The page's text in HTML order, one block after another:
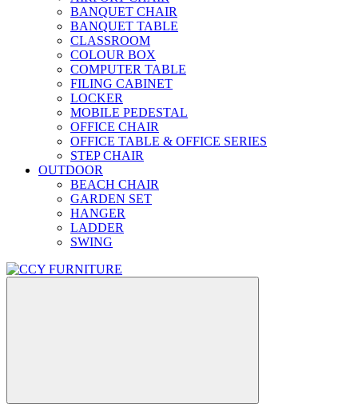
BANQUET CHAIR
BANQUET TABLE
CLASSROOM
COLOUR BOX
COMPUTER TABLE
FILING CABINET
LOCKER
MOBILE PEDESTAL
OFFICE CHAIR
OFFICE TABLE & OFFICE SERIES
STEP CHAIR
OUTDOOR
BEACH CHAIR
GARDEN SET
HANGER
LADDER
SWING